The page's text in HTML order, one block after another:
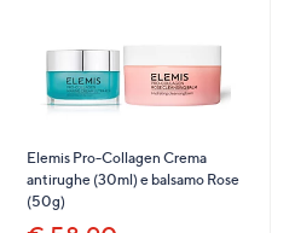
Elemis Pro-Collagen Crema
antirughe (30ml) e balsamo Rose
(50g)